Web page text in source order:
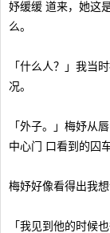
妤缓缓 道来，她这
么。
「什么人？」我当
况。
「外子。」梅妤从
中心门 口看到的囚
梅妤好像看得出我
「我见到他的时候